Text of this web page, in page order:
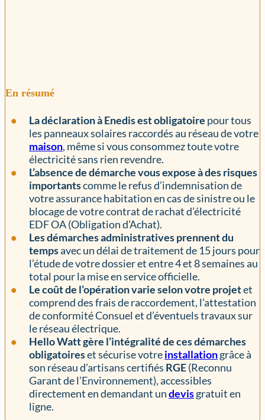
En résumé
La déclaration à Enedis est obligatoire pour tous
les panneaux solaires raccordés au réseau de votre
maison, même si vous consommez toute votre
électricité sans rien revendre.
L’absence de démarche vous expose à des risques
importantscomme le refus d’indemnisation de
votre assurance habitation en cas de sinistre ou le
blocage de votre contrat de rachat d’électricité
EDF OA (Obligation d’Achat).
Les démarches administratives prennent du
tempsavec un délai de traitement de 15 jours pour
l’étude de votre dossier et entre 4 et 8 semaines au
total pour la mise en service officielle.
Le coût de l’opération varie selon votre projetet
comprend des frais de raccordement, l’attestation
de conformité Consuel et d’éventuels travaux sur
le réseau électrique.
Hello Watt gère l’intégralité de ces démarches
obligatoireset sécurise votreinstallationgrâce à
son réseau d’artisans certifiés RGE(Reconnu
Garant de l’Environnement), accessibles
directement en demandant undevisgratuit en
ligne.